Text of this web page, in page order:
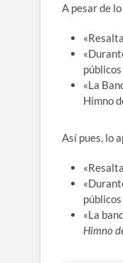
A pesar de
«La
Himno
Así pues, lo
«La
Himno